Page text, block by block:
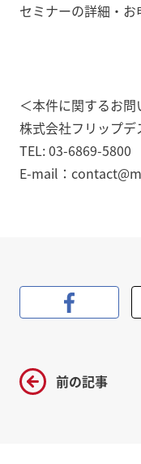
セミナーの詳細・お
＜本件に関するお問
株式会社フリップデ
TEL: 03-6869-5800
E-mail：
前の記事